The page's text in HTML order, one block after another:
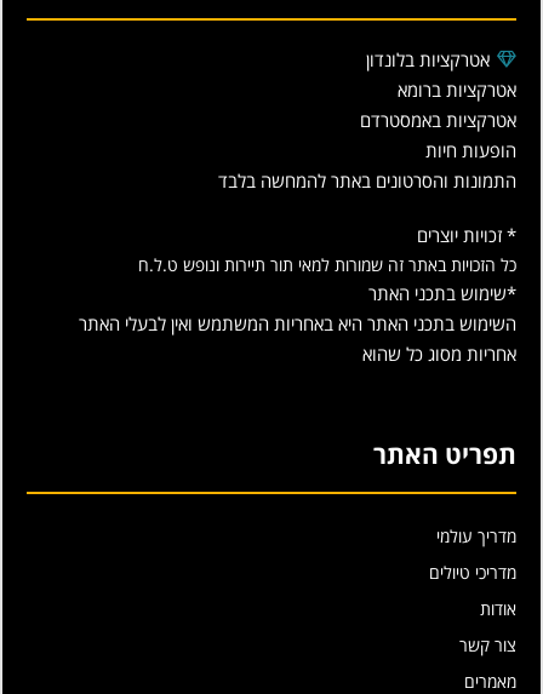
אטרקציות בלונדון
אטרקציות ברומא
אטרקציות באמסטרדם
הופעות חיות
התמונות והסרטונים באתר להמחשה בלבד
* זכויות יוצרים
כל הזכויות באתר זה שמורות למאי תור תיירות ונופש ט.ל.ח
*שימוש בתכני האתר
השימוש בתכני האתר היא באחריות המשתמש ואין לבעלי האתר
אחריות מסוג כל שהוא
תפריט האתר
מדריך עולמי
מדריכי טיולים
אודות
צור קשר
מאמרים